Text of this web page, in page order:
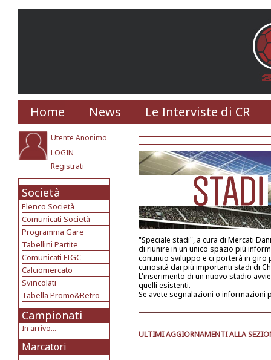
Home News Le Interviste di CR
Utente Anonimo
LOGIN
Registrati
Società
Elenco Società
Comunicati Società
Programma Gare
Tabellini Partite
Comunicati FIGC
Calciomercato
Svincolati
Tabella Promo&Retro
Campionati
In arrivo...
Marcatori
"Speciale stadi", a cura di Mercati
di riunire in un unico spazio più
continuo sviluppo e ci porterà in giro
curiosità dai più importanti stadi di
L'inserimento di un nuovo stadio
quelli esistenti.
Se avete segnalazioni o informazioni
ULTIMI AGGIORNAMENTI ALLA